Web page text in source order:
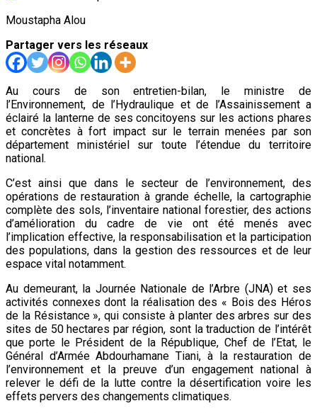
Moustapha Alou
Partager vers les réseaux
Au cours de son entretien-bilan, le ministre de
l’Environnement, de l’Hydraulique et de l’Assainissement a
éclairé la lanterne de ses concitoyens sur les actions phares
et concrètes à fort impact sur le terrain menées par son
département ministériel sur toute l’étendue du territoire
national.
C’est ainsi que dans le secteur de l’environnement, des
opérations de restauration à grande échelle, la cartographie
complète des sols, l’inventaire national forestier, des actions
d’amélioration du cadre de vie ont été menés avec
l’implication effective, la responsabilisation et la participation
des populations, dans la gestion des ressources et de leur
espace vital notamment.
Au demeurant, la Journée Nationale de l’Arbre (JNA) et ses
activités connexes dont la réalisation des « Bois des Héros
de la Résistance », qui consiste à planter des arbres sur des
sites de 50 hectares par région, sont la traduction de l’intérêt
que porte le Président de la République, Chef de l’Etat, le
Général d’Armée Abdourhamane Tiani, à la restauration de
l’environnement et la preuve d’un engagement national à
relever le défi de la lutte contre la désertification voire les
effets pervers des changements climatiques.